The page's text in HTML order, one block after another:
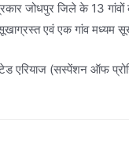
जोधपुर जिले के 13 गांवों
एवं एक गांव मध्यम
एरियाज (सस्पेंशन ऑफ